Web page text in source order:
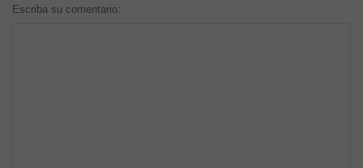
Escriba su comentario: